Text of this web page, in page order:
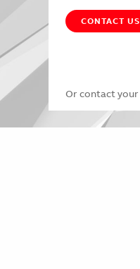
CONTACT US
Or contact your